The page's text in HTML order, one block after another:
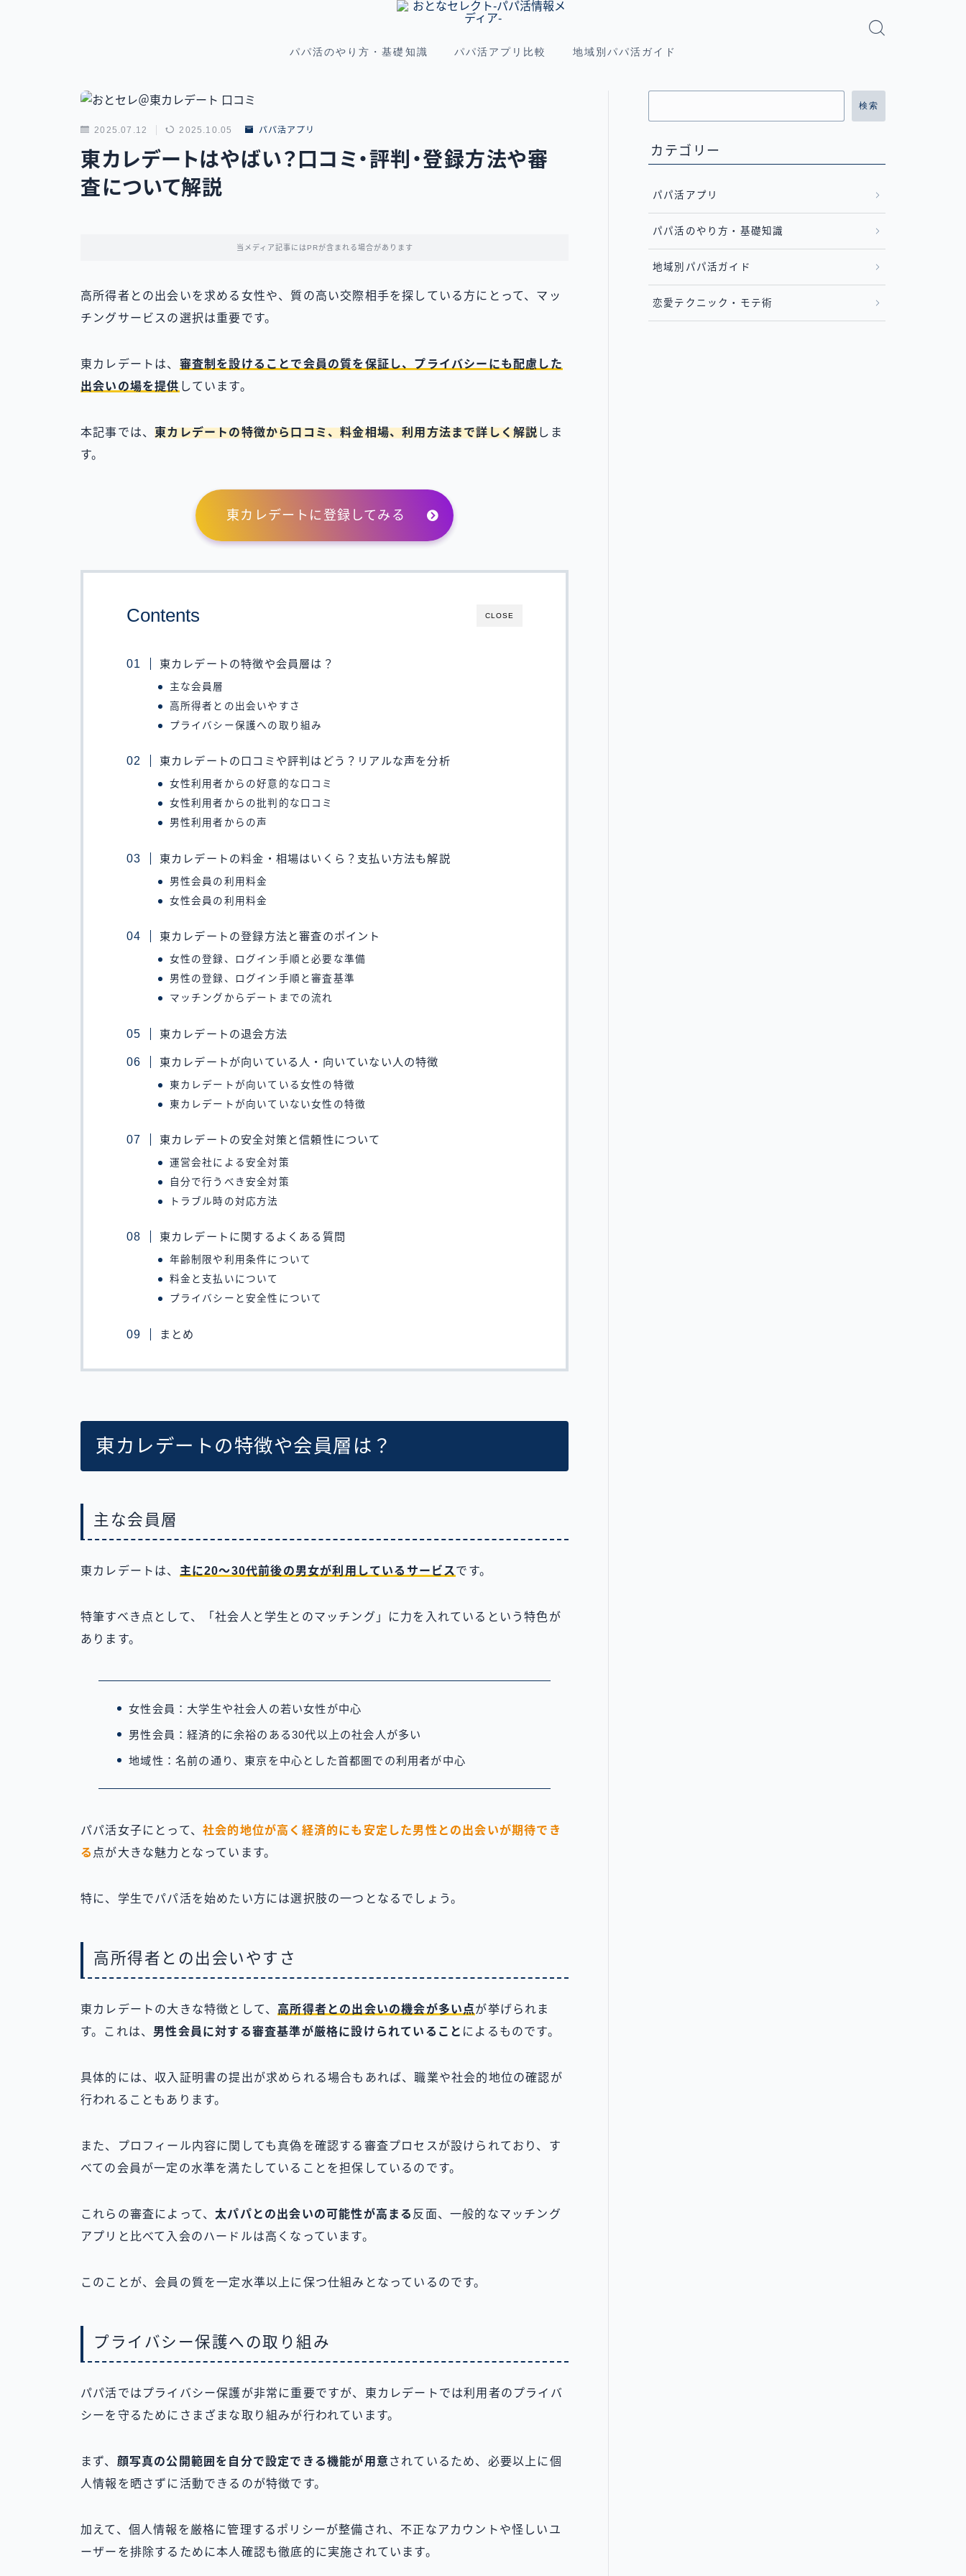
パパ活のやり方・基礎知識 パパ活アプリ比較 地域別パパ活ガイド
2025.07.12 2025.10.05 パパ活アプリ
東カレデートはやばい？口コミ・評判・登録方法や審
査について解説
当メディア記事にはPRが含まれる場合があります
高所得者との出会いを求める女性や、質の高い交際相手を探している方にとって、マッ
チングサービスの選択は重要です。
東カレデートは、 審査制を設けることで会員の質を保証し、プライバシーにも配慮した
出会いの場を提供 しています。
本記事では、 東カレデートの特徴から口コミ、料金相場、利用方法まで詳しく解説 しま
す。
東カレデートに登録してみる
CLOSE
Contents
東カレデートの特徴や会員層は？
主な会員層
高所得者との出会いやすさ
プライバシー保護への取り組み
東カレデートの口コミや評判はどう？リアルな声を分析
女性利用者からの好意的な口コミ
女性利用者からの批判的な口コミ
男性利用者からの声
東カレデートの料金・相場はいくら？支払い方法も解説
男性会員の利用料金
女性会員の利用料金
東カレデートの登録方法と審査のポイント
女性の登録、ログイン手順と必要な準備
男性の登録、ログイン手順と審査基準
マッチングからデートまでの流れ
東カレデートの退会方法
東カレデートが向いている人・向いていない人の特徴
東カレデートが向いている女性の特徴
東カレデートが向いていない女性の特徴
東カレデートの安全対策と信頼性について
運営会社による安全対策
自分で行うべき安全対策
トラブル時の対応方法
東カレデートに関するよくある質問
年齢制限や利用条件について
料金と支払いについて
プライバシーと安全性について
まとめ
東カレデートの特徴や会員層は？
主な会員層
東カレデートは、 主に20〜30代前後の男女が利用しているサービス です。
特筆すべき点として、「社会人と学生とのマッチング」に力を入れているという特色が
あります。
女性会員：大学生や社会人の若い女性が中心
男性会員：経済的に余裕のある30代以上の社会人が多い
地域性：名前の通り、東京を中心とした首都圏での利用者が中心
パパ活女子にとって、 社会的地位が高く経済的にも安定した男性との出会いが期待でき
る 点が大きな魅力となっています。
特に、学生でパパ活を始めたい方には選択肢の一つとなるでしょう。
高所得者との出会いやすさ
東カレデートの大きな特徴として、 高所得者との出会いの機会が多い点が挙げられま
す。これは、 男性会員に対する審査基準が厳格に設けられていること によるものです。
具体的には、収入証明書の提出が求められる場合もあれば、職業や社会的地位の確認が
行われることもあります。
また、プロフィール内容に関しても真偽を確認する審査プロセスが設けられており、す
べての会員が一定の水準を満たしていることを担保しているのです。
これらの審査によって、太パパとの出会いの可能性が高まる 反面、一般的なマッチング
アプリと比べて入会のハードルは高くなっています。
このことが、会員の質を一定水準以上に保つ仕組みとなっているのです。
プライバシー保護への取り組み
パパ活ではプライバシー保護が非常に重要ですが、東カレデートでは利用者のプライバ
シーを守るためにさまざまな取り組みが行われています。
まず、 顔写真の公開範囲を自分で設定できる機能が用意 されているため、必要以上に個
人情報を晒さずに活動できるのが特徴です。
加えて、個人情報を厳格に管理するポリシーが整備され、不正なアカウントや怪しいユ
ーザーを排除するために本人確認も徹底的に実施されています。
検索
カテゴリー
パパ活アプリ
パパ活のやり方・基礎知識
地域別パパ活ガイド
恋愛テクニック・モテ術